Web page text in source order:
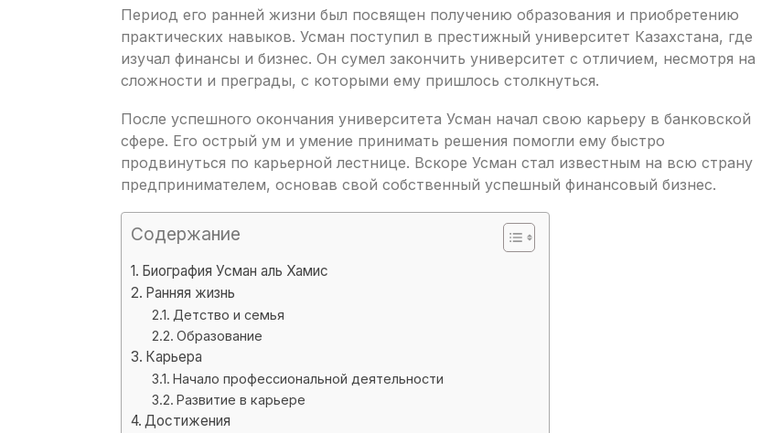
Период его ранней жизни был посвящен получению образования и приобретению
практических навыков. Усман поступил в престижный университет Казахстана, где
изучал финансы и бизнес. Он сумел закончить университет с отличием, несмотря на
сложности и преграды, с которыми ему пришлось столкнуться.
После успешного окончания университета Усман начал свою карьеру в банковской
сфере. Его острый ум и умение принимать решения помогли ему быстро
продвинуться по карьерной лестнице. Вскоре Усман стал известным на всю страну
предпринимателем, основав свой собственный успешный финансовый бизнес.
Содержание
Биография Усман аль Хамис
Ранняя жизнь
Детство и семья
Образование
Карьера
Начало профессиональной деятельности
Развитие в карьере
Достижения